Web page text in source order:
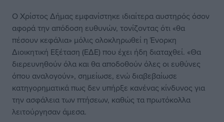
Ο Χρίστος Δήμας εμφανίστηκε ιδιαίτερα αυστηρός όσον
αφορά την απόδοση ευθυνών, τονίζοντας ότι «θα
πέσουν κεφάλια» μόλις ολοκληρωθεί η Ένορκη
Διοικητική Εξέταση (ΕΔΕ) που έχει ήδη διαταχθεί. «Θα
διερευνηθούν όλα και θα αποδοθούν όλες οι ευθύνες
όπου αναλογούν», σημείωσε, ενώ διαβεβαίωσε
κατηγορηματικά πως δεν υπήρξε κανένας κίνδυνος για
την ασφάλεια των πτήσεων, καθώς τα πρωτόκολλα
λειτούργησαν άμεσα.